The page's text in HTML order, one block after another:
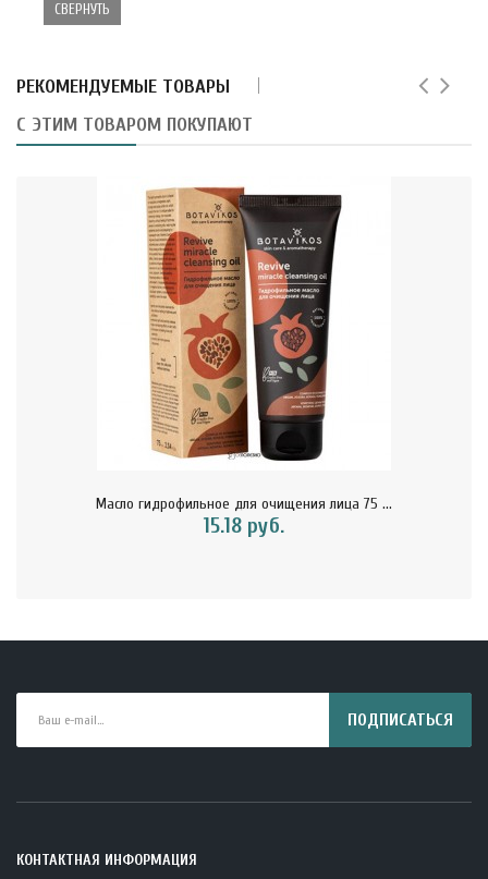
СВЕРНУТЬ
РЕКОМЕНДУЕМЫЕ ТОВАРЫ
С ЭТИМ ТОВАРОМ ПОКУПАЮТ
Масло гидрофильное для очищения лица 75 ...
15.18 руб.
ПОДПИСАТЬСЯ
КОНТАКТНАЯ ИНФОРМАЦИЯ